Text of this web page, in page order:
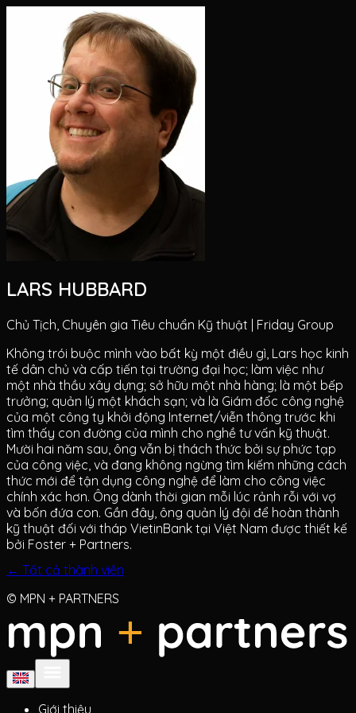
LARS HUBBARD
Chủ Tịch, Chuyên gia Tiêu chuẩn Kỹ thuật | Friday Group
Không trói buộc mình vào bất kỳ một điều gì, Lars học kinh
tế dân chủ và cấp tiến tại trường đại học; làm việc như
một nhà thầu xây dựng; sở hữu một nhà hàng; là một bếp
trưởng; quản lý một khách sạn; và là Giám đốc công nghệ
của một công ty khởi động Internet/viễn thông trước khi
tìm thấy con đường của mình cho nghề tư vấn kỹ thuật.
Mười hai năm sau, ông vẫn bị thách thức bởi sự phức tạp
của công việc, và đang không ngừng tìm kiếm những cách
thức mới để tận dụng công nghệ để làm cho công việc
chính xác hơn. Ông dành thời gian mỗi lúc rảnh rỗi với vợ
và bốn đứa con. Gần đây, ông quản lý đội để hoàn thành
kỹ thuật đối với tháp VietinBank tại Việt Nam được thiết kế
bởi Foster + Partners.
← Tất cả thành viên
© MPN + PARTNERS
Giới thiệu